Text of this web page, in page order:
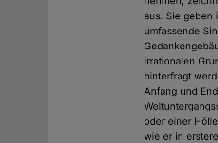
aus. Sie geben
umfassende
irrationalen
hinterfragt
Anfang und
oder einer
wie er in